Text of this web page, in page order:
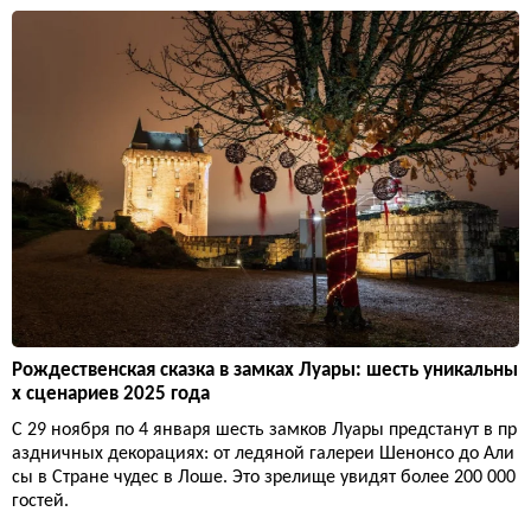
Рождественская сказка в замках Луары: шесть уникальны
х сценариев 2025 года
С 29 ноября по 4 января шесть замков Луары предстанут в пр
аздничных декорациях: от ледяной галереи Шенонсо до Али
сы в Стране чудес в Лоше. Это зрелище увидят более 200 000
гостей.